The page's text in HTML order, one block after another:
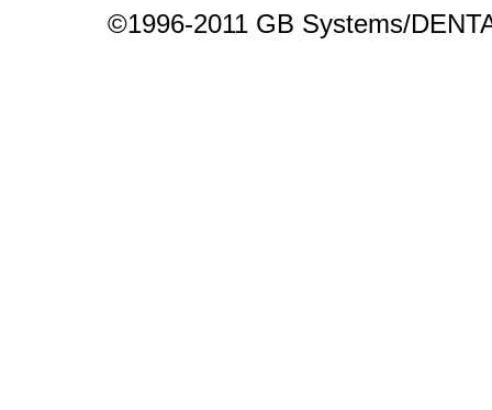
©1996-2011 GB Systems/